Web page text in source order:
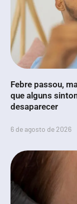
Febre passou,
que alguns
desaparecer
6 de agosto de 2026